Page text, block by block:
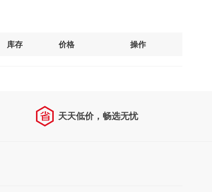
库存 价格 操作
天天低价，畅选无忧